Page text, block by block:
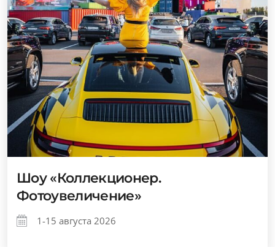
Шоу «Коллекционер.
Фотоувеличение»
1-15 августа 2026